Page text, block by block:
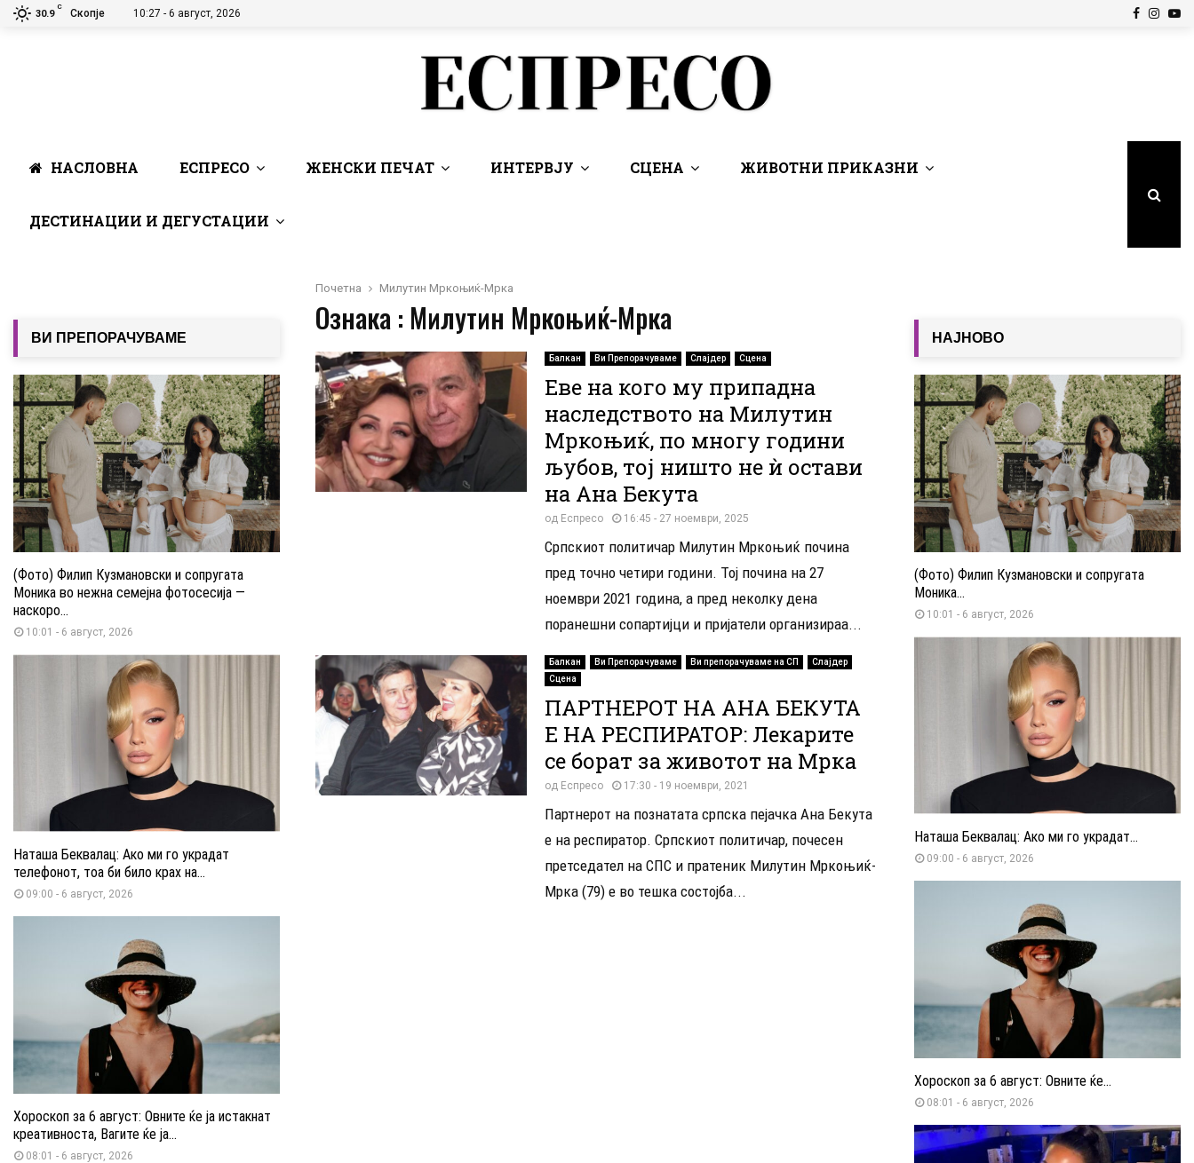
30.9
C
Скопје 10:27 - 6 август, 2026 Facebook
НАСЛОВНА ЕСПРЕСО ЖЕНСКИ ПЕЧАТ ИНТЕРВЈУ СЦЕНА ЖИВОТНИ ПРИКАЗНИ
ДЕСТИНАЦИИ И ДЕГУСТАЦИИ
Почетна Милутин Мркоњиќ-Мрка
Ознака : Милутин Мркоњиќ-Мрка
Балкан Ви Препорачуваме Слајдер Сцена
Еве на кого му припадна
наследството на Милутин
Мркоњиќ, по многу години
љубов, тој ништо не ѝ остави
на Ана Бекута
од Еспресо 16:45 - 27 ноември, 2025
Српскиот политичар Милутин Мркоњиќ почина
пред точно четири години. Тој почина на 27
ноември 2021 година, а пред неколку дена
поранешни сопартијци и пријатели организираа...
Балкан Ви Препорачуваме Ви препорачуваме на СП
Слајдер
Сцена
ПАРТНЕРОТ НА АНА БЕКУТА
Е НА РЕСПИРАТОР: Лекарите
се борат за животот на Мрка
од Еспресо 17:30 - 19 ноември, 2021
Партнерот на познатата српска пејачка Ана Бекута
е на респиратор. Српскиот политичар, почесен
претседател на СПС и пратеник Милутин Мркоњиќ-
Мрка (79) е во тешка состојба...
ВИ ПРЕПОРАЧУВАМЕ
(Фото) Филип Кузмановски и сопругата
Моника во нежна семејна фотосесија —
наскоро...
10:01 - 6 август, 2026
Наташа Беквалац: Ако ми го украдат
телефонот, тоа би било крах на...
09:00 - 6 август, 2026
Хороскоп за 6 август: Овните ќе ја истакнат
креативноста, Вагите ќе ја...
08:01 - 6 август, 2026
НАЈНОВО
(Фото) Филип Кузмановски и сопругата
Моника...
10:01 - 6 август, 2026
Наташа Беквалац: Ако ми го украдат...
09:00 - 6 август, 2026
Хороскоп за 6 август: Овните ќе...
08:01 - 6 август, 2026